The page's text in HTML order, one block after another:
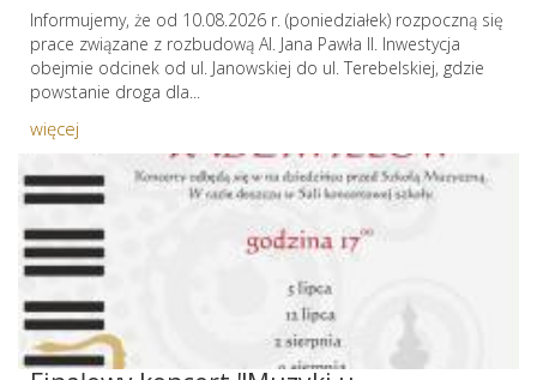
Informujemy, że od 10.08.2026 r. (poniedziałek) rozpoczną się
prace związane z rozbudową Al. Jana Pawła II. Inwestycja
obejmie odcinek od ul. Janowskiej do ul. Terebelskiej, gdzie
powstanie droga dla...
więcej